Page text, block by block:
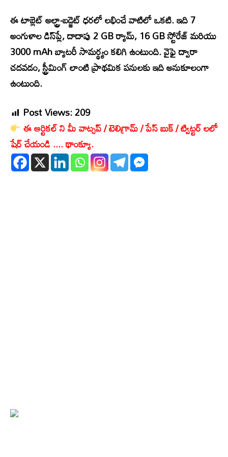
ఈ టాబ్లెట్ అల్ట్రా-బడ్జెట్ ధరలో లభించే వాటిలో ఒకటి. ఇది 7
అంగుళాల డిస్‌ప్లే, దాదాపు 2 GB ర్యామ్, 16 GB స్టోరేజ్ మరియు
3000 mAh బ్యాటరీ సామర్థ్యం కలిగి ఉంటుంది. వైఫై ద్వారా
చదవడం, స్ట్రీమింగ్‌ లాంటి ప్రాథమిక పనులకు ఇది అనుకూలంగా
ఉంటుంది.
Post Views:209
ఈ ఆర్టికల్ ని మీ వాట్సప్ / టెలిగ్రామ్ / పేస్ బుక్ / ట్విట్టర్ లలో
షేర్ చేయండి .... థాంక్యూ.